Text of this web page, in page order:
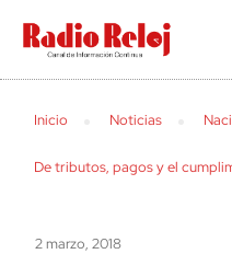
cerrar
Inicio Noticias
De tributos, pagos y el
2 marzo, 2018